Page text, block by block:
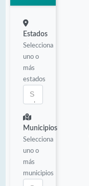
Estados
Selecciona
uno o
más
estados
Municipios
Selecciona
uno o
más
municipios